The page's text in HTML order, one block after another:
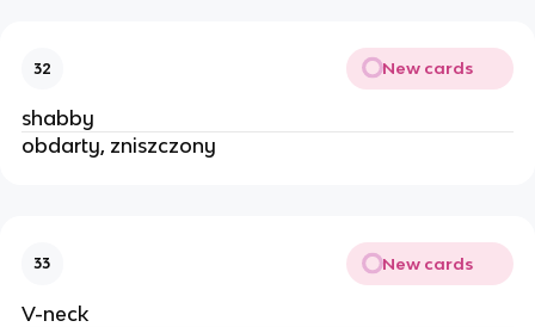
32 New cards
shabby
obdarty, zniszczony
33 New cards
V-neck